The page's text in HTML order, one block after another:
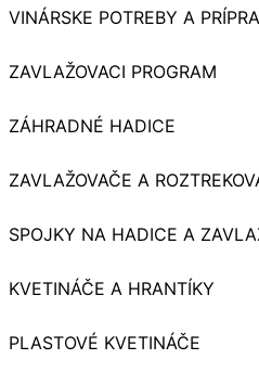
VINÁRSKE POTREBY A
ZAVLAŽOVACI PROGRAM
ZÁHRADNÉ HADICE
ZAVLAŽOVAČE A
SPOJKY NA HADICE A
KVETINÁČE A HRANTÍKY
PLASTOVÉ KVETINÁČE